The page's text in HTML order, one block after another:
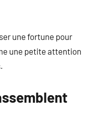
une fortune pour
une petite attention